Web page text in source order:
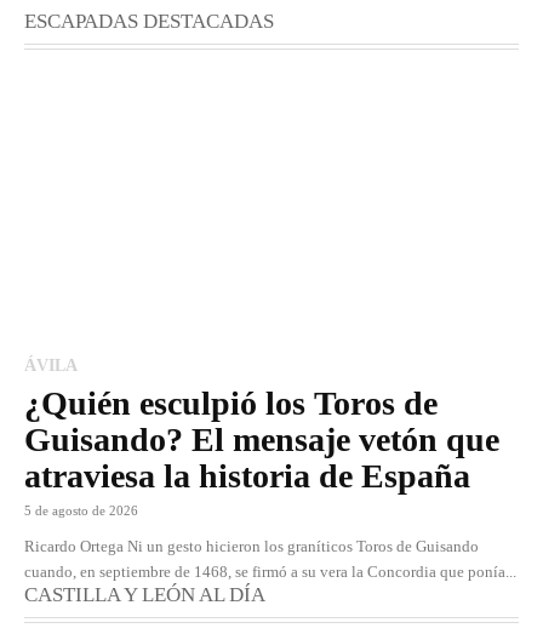
ESCAPADAS DESTACADAS
ÁVILA
¿Quién esculpió los Toros de
Guisando? El mensaje vetón que
atraviesa la historia de España
5 de agosto de 2026
Ricardo Ortega Ni un gesto hicieron los graníticos Toros de Guisando
cuando, en septiembre de 1468, se firmó a su vera la Concordia que ponía...
CASTILLA Y LEÓN AL DÍA